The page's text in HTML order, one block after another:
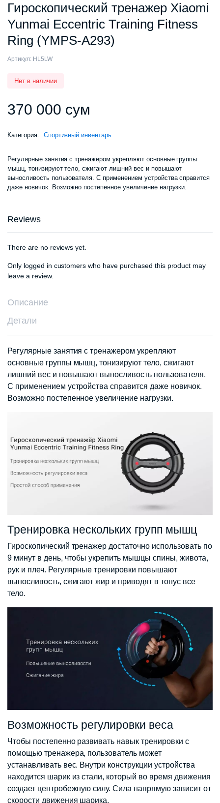
Гироскопический тренажер Xiaomi
Yunmai Eccentric Training Fitness
Ring (YMPS-A293)
Артикул: HL5LW
Нет в наличии
370 000 сум
Категория: Спортивный инвентарь
Регулярные занятия с тренажером укрепляют основные группы
мышц, тонизируют тело, сжигают лишний вес и повышают
выносливость пользователя. С применением устройства справится
даже новичок. Возможно постепенное увеличение нагрузки.
Reviews
There are no reviews yet.
Only logged in customers who have purchased this product may
leave a review.
Описание
Детали
Регулярные занятия с тренажером укрепляют
основные группы мышц, тонизируют тело, сжигают
лишний вес и повышают выносливость пользователя.
С применением устройства справится даже новичок.
Возможно постепенное увеличение нагрузки.
Тренировка нескольких групп мышц
Гироскопический тренажер достаточно использовать по
9 минут в день, чтобы укрепить мышцы спины, живота,
рук и плеч. Регулярные тренировки повышают
выносливость, сжигают жир и приводят в тонус все
тело.
Возможность регулировки веса
Чтобы постепенно развивать навык тренировки с
помощью тренажера, пользователь может
устанавливать вес. Внутри конструкции устройства
находится шарик из стали, который во время движения
создает центробежную силу. Сила напрямую зависит от
скорости движения шарика.